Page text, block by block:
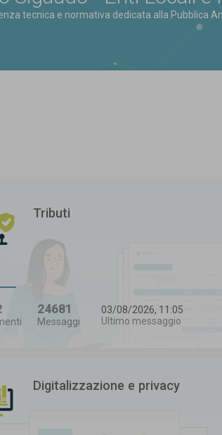
tecnica e normativa dedicata alla Pubblica
Tributi
24681
Messaggi
03/08/2026, 11:05
Ultimo messaggio
Digitalizzazione e privacy